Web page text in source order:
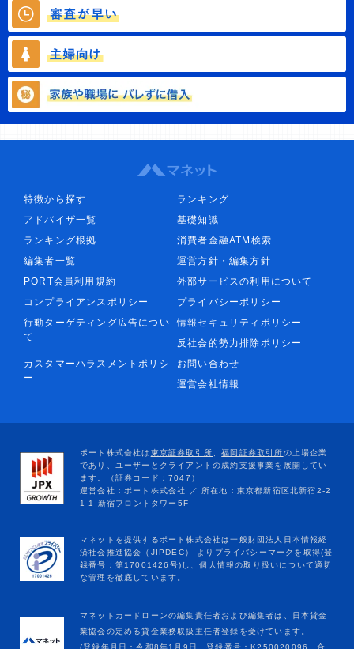
特徴から探す
ランキング
アドバイザ一覧
基礎知識
ランキング根拠
消費者金融ATM検索
編集者一覧
運営方針・編集方針
PORT会員利用規約
外部サービスの利用について
コンプライアンスポリシー
プライバシーポリシー
行動ターゲティング広告につい
て
情報セキュリティポリシー
反社会的勢力排除ポリシー
カスタマーハラスメントポリシ
ー
お問い合わせ
運営会社情報
マネットカードローンの編集責任者および編集者は、日本貸金
業協会の定める貸金業務取扱主任者登録を受けています。
(登録年月日：令和8年1月9日、登録番号：K250020096、合